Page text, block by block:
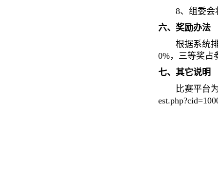
8、组委会
六、奖励办法
根据系统
0%，三等奖占
七、其它说明
比赛平台